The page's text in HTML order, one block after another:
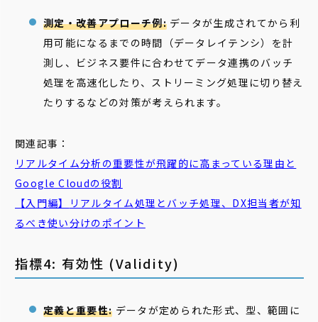
測定・改善アプローチ例:データが生成されてから利
用可能になるまでの時間（データレイテンシ）を計
測し、ビジネス要件に合わせてデータ連携のバッチ
処理を高速化したり、ストリーミング処理に切り替え
たりするなどの対策が考えられます。
関連記事：
リアルタイム分析の重要性が飛躍的に高まっている理由と
Google Cloudの役割
【入門編】
リアルタイム処理とバッチ処理、DX担当者が知
るべき使い分けのポイント
指標4: 有効性 (Validity)
定義と重要性: データが定められた形式、型、範囲に